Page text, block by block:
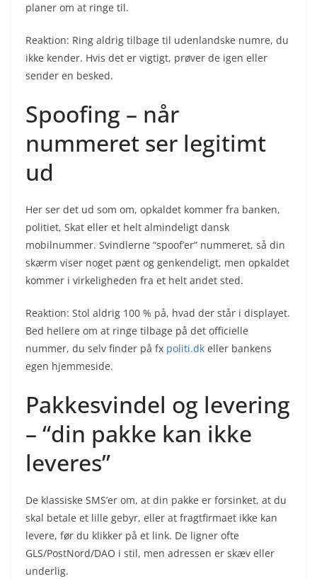
planer om at ringe til.
Reaktion: Ring aldrig tilbage til udenlandske numre, du
ikke kender. Hvis det er vigtigt, prøver de igen eller
sender en besked.
Spoofing – når
nummeret ser legitimt
ud
Her ser det ud som om, opkaldet kommer fra banken,
politiet, Skat eller et helt almindeligt dansk
mobilnummer. Svindlerne “spoof’er” nummeret, så din
skærm viser noget pænt og genkendeligt, men opkaldet
kommer i virkeligheden fra et helt andet sted.
Reaktion: Stol aldrig 100 % på, hvad der står i displayet.
Bed hellere om at ringe tilbage på det officielle
nummer, du selv finder på fx politi.dk eller bankens
egen hjemmeside.
Pakkesvindel og levering
– “din pakke kan ikke
leveres”
De klassiske SMS’er om, at din pakke er forsinket, at du
skal betale et lille gebyr, eller at fragtfirmaet ikke kan
levere, før du klikker på et link. De ligner ofte
GLS/PostNord/DAO i stil, men adressen er skæv eller
underlig.